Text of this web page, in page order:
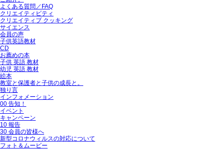
よくある質問／FAQ
クリエイティビティ
クリエイティブ クッキング
サイエンス
会員の声
子供英語教材
CD
お薦めの本
子供 英語 教材
幼児 英語 教材
絵本
教室と保護者と子供の成長と。
独り言
インフォメーション
00 告知！
イベント
キャンペーン
10 報告
30 会員の皆様へ
新型コロナウィルスの対応について
フォト＆ムービー